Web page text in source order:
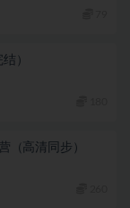
）
（高清同步）